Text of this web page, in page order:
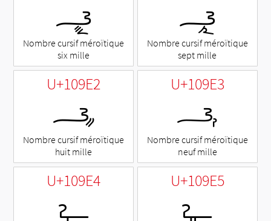
𐧠
Nombre cursif méroïtique
six mille
𐧡
Nombre cursif méroïtique
sept mille
U+109E2
𐧢
Nombre cursif méroïtique
huit mille
U+109E3
𐧣
Nombre cursif méroïtique
neuf mille
U+109E4
𐧤
U+109E5
𐧥